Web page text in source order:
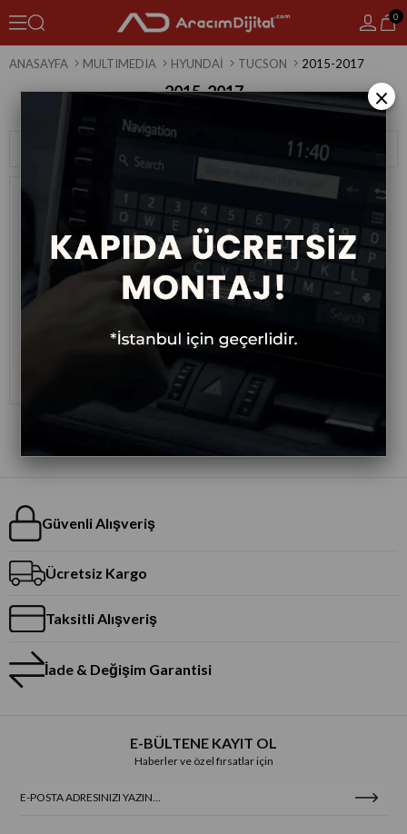
0
ANASAYFA MULTIMEDIA HYUNDAI TUCSON 2015-2017
2015-2017
Filtreleme
Multimedya Sistemi 2015-2017
Güvenli Alışveriş
Ücretsiz Kargo
Taksitli Alışveriş
İade & Değişim Garantisi
E-BÜLTENE KAYIT OL
Haberler ve özel fırsatlar için
×